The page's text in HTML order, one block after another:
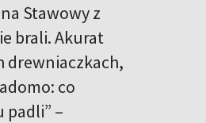
Stawowy z
brali. Akurat
drewniaczkach,
co
padli” –